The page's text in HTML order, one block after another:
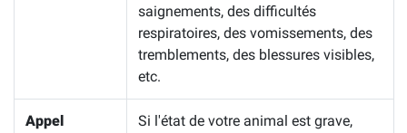
saignements, des difficultés
respiratoires, des vomissements, des
tremblements, des blessures visibles,
etc.
Appel
Si l'état de votre animal est grave,